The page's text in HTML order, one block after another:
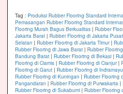
Tag : Produksi Rubber Flooring Standard
Pemasangan Rubber Flooring Standard
Flooring Murah Bagus Berkualitas | Rubber
Jakarta Barat | Rubber Flooring di Jakarta Pusat
Selatan | Rubber Flooring di Jakarta Timur|
Rubber Flooring di Jawa Barat | Rubber
Bandung Barat | Rubber Flooring di Bekasi |
Flooring di Ciamis | Rubber Flooring di Cianjur|
Flooring di Garut | Rubber Flooring di Indramayu
Rubber Flooring di Kuningan | Rubber Flooring
Pangandaran | Rubber Flooring di Purwakarta |
Rubber Flooring di Sukabumi | Rubber Flooring